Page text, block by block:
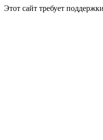
Этот сайт требует